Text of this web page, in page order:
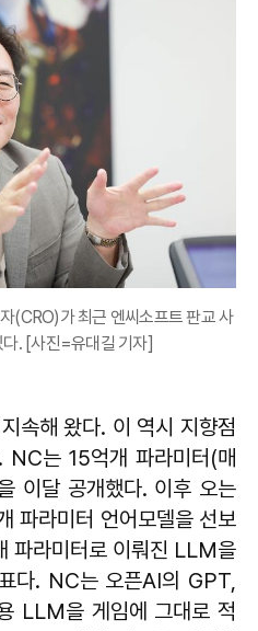
(CRO)가 최근 엔씨소프트 판교 사
. [사진=유대길 기자]
속해 왔다. 이 역시 지향점
NC는 15억개 파라미터(매
이달 공개했다. 이후 오는
파라미터 언어모델을 선보
파라미터로 이뤄진 LLM을
다. NC는 오픈AI의 GPT,
LLM을 게임에 그대로 적